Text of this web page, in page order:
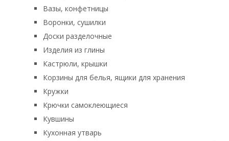
Вазы, конфетницы
Воронки, сушилки
Доски разделочные
Изделия из глины
Кастрюли, крышки
Корзины для белья, ящики для хранения
Кружки
Крючки самоклеющиеся
Кувшины
Кухонная утварь